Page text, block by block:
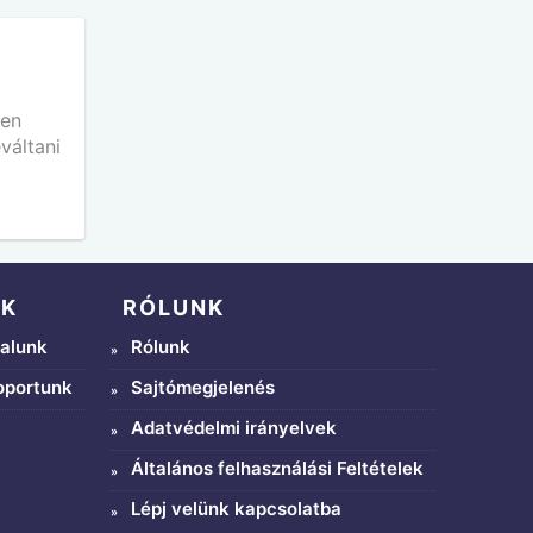
RÓLUNK
Rólunk
Sajtómegjelenés
Adatvédelmi irányelvek
Általános felhasználási Feltételek
Lépj velünk kapcsolatba